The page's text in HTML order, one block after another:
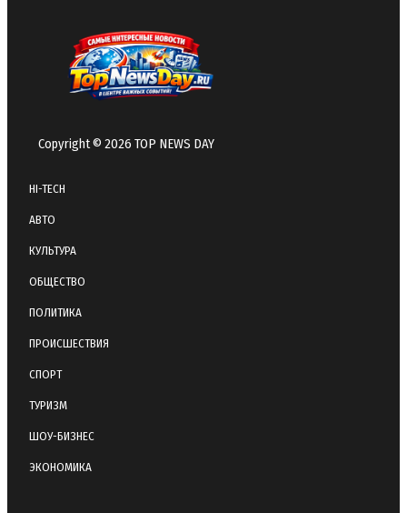
Copyright © 2026 TOP NEWS DAY
HI-TECH
АВТО
КУЛЬТУРА
ОБЩЕСТВО
ПОЛИТИКА
ПРОИСШЕСТВИЯ
СПОРТ
ТУРИЗМ
ШОУ-БИЗНЕС
ЭКОНОМИКА